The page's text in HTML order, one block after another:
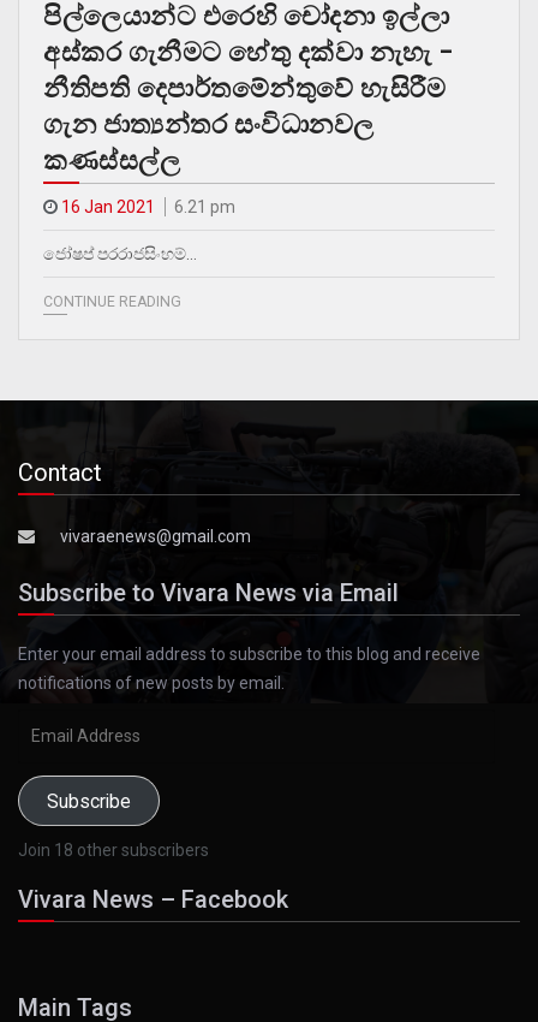
පිල්ලෙයාන්ට එරෙහි චෝදනා ඉල්ලා
අස්කර ගැනීමට හේතු දක්වා නැහැ –
නීතිපති දෙපාර්තමේන්තුවේ හැසිරීම
ගැන ජාත්‍යන්තර සංවිධානවල
කණස්සල්ල
16 Jan 2021 6.21 pm
ජෝෂප් පරරාජසිංහම්…
CONTINUE READING
Contact
vivaraenews@gmail.com
Subscribe to Vivara News via Email
Enter your email address to subscribe to this blog and receive
notifications of new posts by email.
Subscribe
Join 18 other subscribers
Vivara News – Facebook
Main Tags